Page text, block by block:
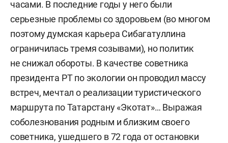
часами. В последние годы у него были
серьезные проблемы со здоровьем (во многом
поэтому думская карьера Сибагатуллина
ограничилась тремя созывами), но политик
не снижал обороты. В качестве советника
президента РТ по экологии он проводил массу
встреч, мечтал о реализации туристического
маршрута по Татарстану «Экотат»… Выражая
соболезнования родным и близким своего
советника, ушедшего в 72 года от остановки